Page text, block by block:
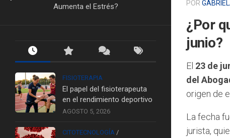
POR
¿Por
junio?
El 23 de
del
origen de
La fecha
jurista,
Aumenta el Estrés?
FISIOTERAPIA
El papel del fisioterapeuta
en el rendimiento deportivo
AGOSTO 5, 2026
CITOTECNOLOGÍA /